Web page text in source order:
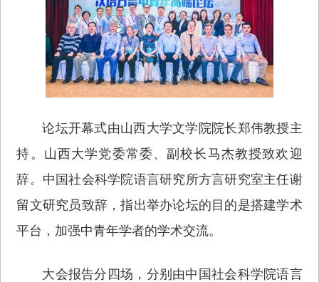
论坛开幕式由山西大学文学院院长郑伟教授主
持。山西大学党委常委、副校长马杰教授致欢迎
辞。中国社会科学院语言研究所方言研究室主任谢
留文研究员致辞，指出举办论坛的目的是搭建学术
平台，加强中青年学者的学术交流。
大会报告分四场，分别由中国社会科学院语言